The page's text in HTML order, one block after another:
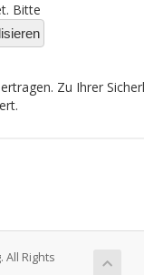
Bitte
Zu Ihrer
All Rights